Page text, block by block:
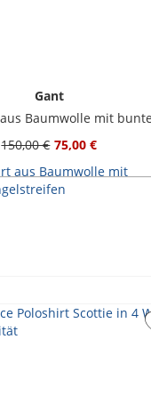
Gant
150,00 € 75,00 €